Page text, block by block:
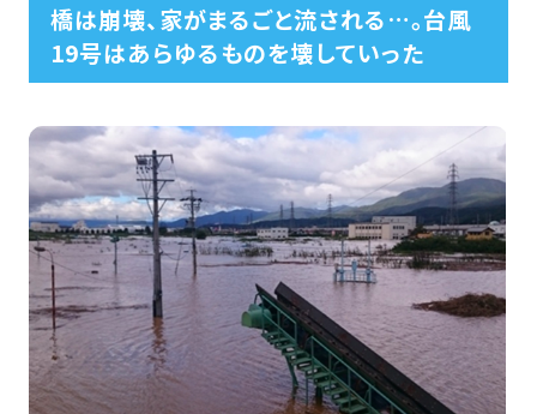
橋は崩壊、家がまるごと流される…。台風
19号はあらゆるものを壊していった